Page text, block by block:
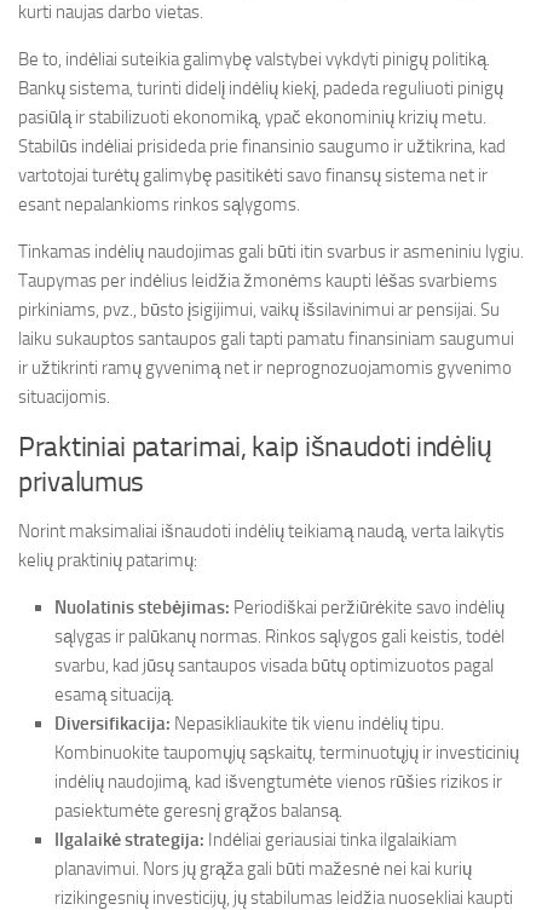
kurti naujas darbo vietas.
Be to, indėliai suteikia galimybę valstybei vykdyti pinigų politiką.
Bankų sistema, turinti didelį indėlių kiekį, padeda reguliuoti pinigų
pasiūlą ir stabilizuoti ekonomiką, ypač ekonominių krizių metu.
Stabilūs indėliai prisideda prie finansinio saugumo ir užtikrina, kad
vartotojai turėtų galimybę pasitikėti savo finansų sistema net ir
esant nepalankioms rinkos sąlygoms.
Tinkamas indėlių naudojimas gali būti itin svarbus ir asmeniniu lygiu.
Taupymas per indėlius leidžia žmonėms kaupti lėšas svarbiems
pirkiniams, pvz., būsto įsigijimui, vaikų išsilavinimui ar pensijai. Su
laiku sukauptos santaupos gali tapti pamatu finansiniam saugumui
ir užtikrinti ramų gyvenimą net ir neprognozuojamomis gyvenimo
situacijomis.
Praktiniai patarimai, kaip išnaudoti indėlių
privalumus
Norint maksimaliai išnaudoti indėlių teikiamą naudą, verta laikytis
kelių praktinių patarimų:
Nuolatinis stebėjimas: Periodiškai peržiūrėkite savo indėlių
sąlygas ir palūkanų normas. Rinkos sąlygos gali keistis, todėl
svarbu, kad jūsų santaupos visada būtų optimizuotos pagal
esamą situaciją.
Diversifikacija: Nepasikliaukite tik vienu indėlių tipu.
Kombinuokite taupomųjų sąskaitų, terminuotųjų ir investicinių
indėlių naudojimą, kad išvengtumėte vienos rūšies rizikos ir
pasiektumėte geresnį grąžos balansą.
Ilgalaikė strategija: Indėliai geriausiai tinka ilgalaikiam
planavimui. Nors jų grąža gali būti mažesnė nei kai kurių
rizikingesnių investicijų, jų stabilumas leidžia nuosekliai kaupti